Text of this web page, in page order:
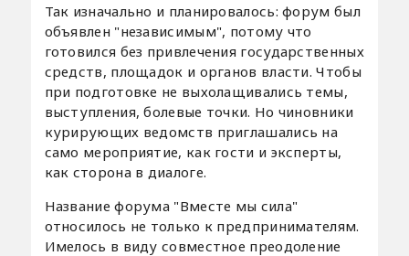
Так изначально и планировалось: форум был
объявлен "независимым", потому что
готовился без привлечения государственных
средств, площадок и органов власти. Чтобы
при подготовке не выхолащивались темы,
выступления, болевые точки. Но чиновники
курирующих ведомств приглашались на
само мероприятие, как гости и эксперты,
как сторона в диалоге.
Название форума "Вместе мы сила"
относилось не только к предпринимателям.
Имелось в виду совместное преодоление